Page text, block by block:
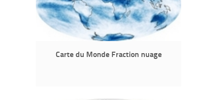
Carte du Monde Fraction nuage